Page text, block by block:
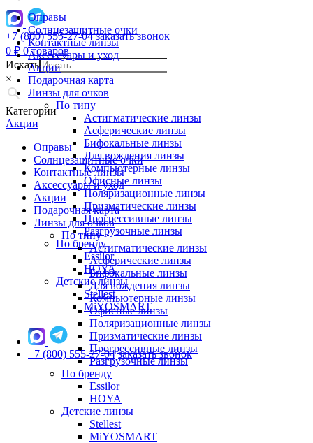
+7 (800) 555-27-04 заказать звонок
0 ₽ 0 товаров
Искать
×
Категории
Акции
Оправы
Солнцезащитные очки
Контактные линзы
Аксессуары и уход
Акции
Подарочная карта
Линзы для очков
По типу
Астигматические линзы
Асферические линзы
Бифокальные линзы
Для вождения линзы
Компьютерные линзы
Офисные линзы
Поляризационные линзы
Призматические линзы
Прогрессивные линзы
Разгрузочные линзы
По бренду
Essilor
HOYA
Детские линзы
Stellest
MiYOSMART
Оправы
Солнцезащитные очки
Контактные линзы
Аксессуары и уход
Акции
Подарочная карта
Линзы для очков
По типу
Астигматические линзы
Асферические линзы
Бифокальные линзы
Для вождения линзы
Компьютерные линзы
Офисные линзы
Поляризационные линзы
Призматические линзы
Прогрессивные линзы
Разгрузочные линзы
По бренду
Essilor
HOYA
Детские линзы
Stellest
MiYOSMART
+7 (800) 555-27-04 заказать звонок